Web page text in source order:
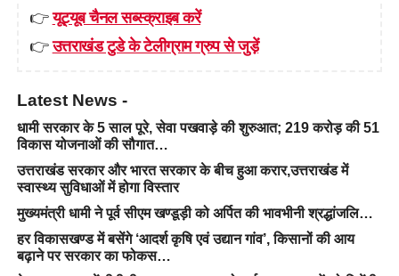
👉यूट्यूब चैनल सब्स्क्राइब करें
👉उत्तराखंड टुडे के टेलीग्राम ग्रुप से जुड़ें
Latest News -
धामी सरकार के 5 साल पूरे, सेवा पखवाड़े की शुरुआत; 219 करोड़ की 51
विकास योजनाओं की सौगात…
उत्तराखंड सरकार और भारत सरकार के बीच हुआ करार,उत्तराखंड में
स्वास्थ्य सुविधाओं में होगा विस्तार
मुख्यमंत्री धामी ने पूर्व सीएम खण्डूड़ी को अर्पित की भावभीनी श्रद्धांजलि…
हर विकासखण्ड में बसेंगे ‘आदर्श कृषि एवं उद्यान गांव’, किसानों की आय
बढ़ाने पर सरकार का फोकस…